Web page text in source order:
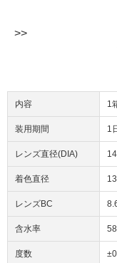
内容 1
装用期間 1
レンズ直径(DIA)
着色直径
レンズBC
含水率
度数